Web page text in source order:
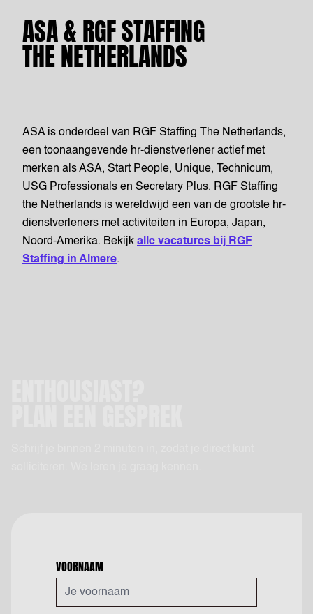
ASA & RGF STAFFING
THE NETHERLANDS
ASA is onderdeel van RGF Staffing The Netherlands,
een toonaangevende hr-dienstverlener actief met
merken als ASA, Start People, Unique, Technicum,
USG Professionals en Secretary Plus. RGF Staffing
the Netherlands is wereldwijd een van de grootste hr-
dienstverleners met activiteiten in Europa, Japan,
Noord-Amerika. Bekijk alle vacatures bij RGF
Staffing in Almere.
VOORNAAM